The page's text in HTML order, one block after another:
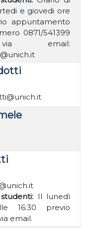
e giovedi ore
appuntamento
0871/541399
email:
Il lunedì
16:30 previo
email.